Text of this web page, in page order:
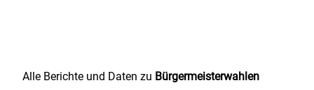
Alle Berichte und Daten zu Bürgermeisterwahlen